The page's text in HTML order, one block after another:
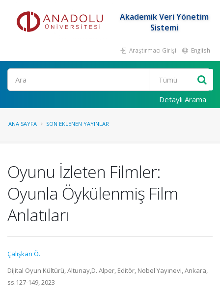
Akademik Veri Yönetim
Sistemi
Araştırmacı Girişi English
Ara
Detaylı Arama
ANA SAYFA SON EKLENEN YAYINLAR
Oyunu İzleten Filmler:
Oyunla Öykülenmiş Film
Anlatıları
Çalışkan Ö.
Dijital Oyun Kültürü, Altunay,D. Alper, Editör, Nobel Yayınevi, Ankara,
ss.127-149, 2023